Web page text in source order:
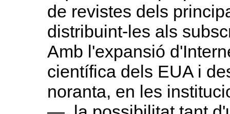
de revistes dels
distribuint-les als
Amb l'expansió
científica dels EUA i
noranta, en les